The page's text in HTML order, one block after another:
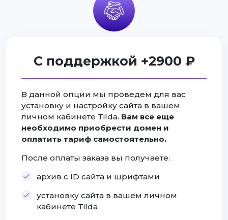
С поддержкой +2900 ₽
В данной опции мы проведем для вас
установку и настройку сайта в вашем
личном кабинете Tilda. Вам все еще
необходимо приобрести домен и
оплатить тариф самостоятельно.
После оплаты заказа вы получаете:
архив с ID сайта и шрифтами
установку сайта в вашем личном
кабинете Tilda